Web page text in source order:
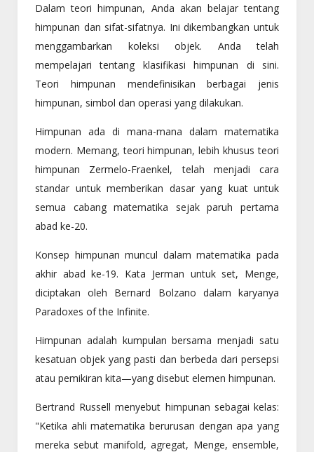
Dalam teori himpunan, Anda akan belajar tentang
himpunan dan sifat-sifatnya. Ini dikembangkan untuk
menggambarkan koleksi objek. Anda telah
mempelajari tentang klasifikasi himpunan di sini.
Teori himpunan mendefinisikan berbagai jenis
himpunan, simbol dan operasi yang dilakukan.
Himpunan ada di mana-mana dalam matematika
modern. Memang, teori himpunan, lebih khusus teori
himpunan Zermelo-Fraenkel, telah menjadi cara
standar untuk memberikan dasar yang kuat untuk
semua cabang matematika sejak paruh pertama
abad ke-20.
Konsep himpunan muncul dalam matematika pada
akhir abad ke-19. Kata Jerman untuk set, Menge,
diciptakan oleh Bernard Bolzano dalam karyanya
Paradoxes of the Infinite.
Himpunan adalah kumpulan bersama menjadi satu
kesatuan objek yang pasti dan berbeda dari persepsi
atau pemikiran kita—yang disebut elemen himpunan.
Bertrand Russell menyebut himpunan sebagai kelas:
"Ketika ahli matematika berurusan dengan apa yang
mereka sebut manifold, agregat, Menge, ensemble,